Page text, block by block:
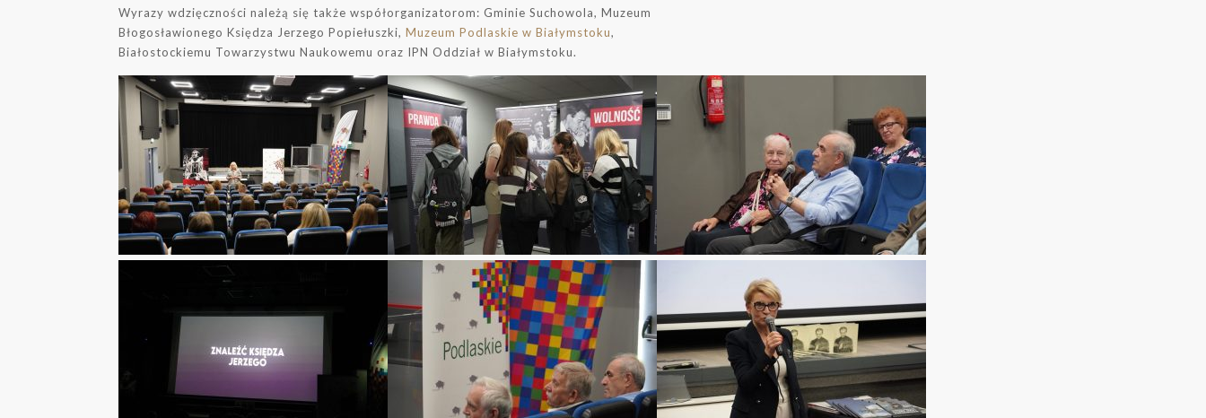
Wyrazy wdzięczności należą się także współorganizatorom: Gminie Suchowola, Muzeum
Błogosławionego Księdza Jerzego Popiełuszki,Muzeum Podlaskie w Białymstoku,
Białostockiemu Towarzystwu Naukowemu oraz IPN Oddział w Białymstoku.